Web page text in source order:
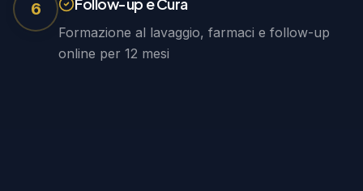
6
Formazione al lavaggio, farmaci e follow-up
online per 12 mesi